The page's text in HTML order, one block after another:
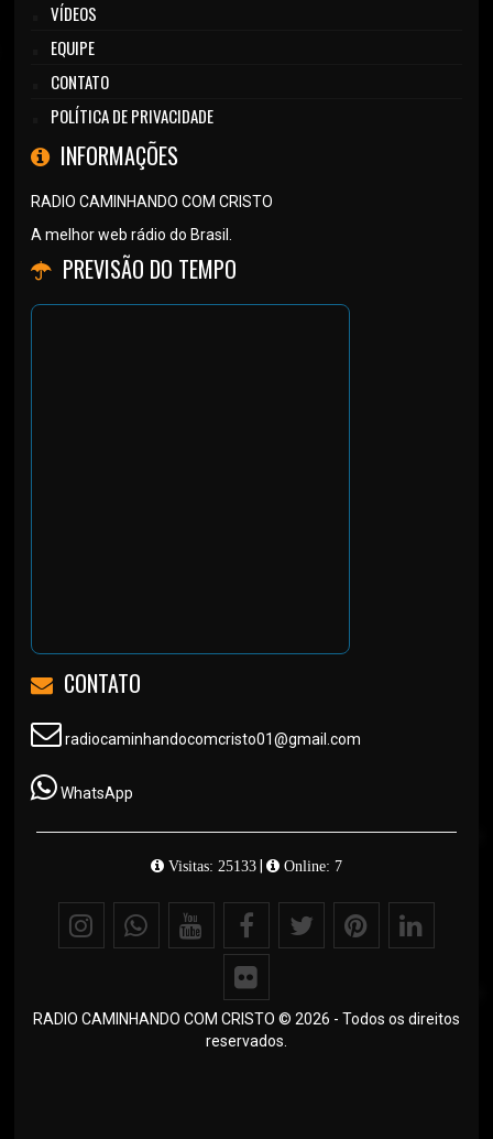
VÍDEOS
EQUIPE
CONTATO
POLÍTICA DE PRIVACIDADE
INFORMAÇÕES
RADIO CAMINHANDO COM CRISTO
A melhor web rádio do Brasil.
PREVISÃO DO TEMPO
CONTATO
radiocaminhandocomcristo01@gmail.com
WhatsApp
Visitas: 25133| Online: 7
RADIO CAMINHANDO COM CRISTO © 2026 - Todos os direitos
reservados.